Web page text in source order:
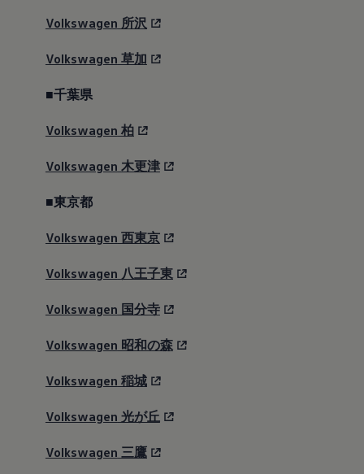
Volkswagen 所沢
Volkswagen 草加
■千葉県
Volkswagen 柏
Volkswagen 木更津
■東京都
Volkswagen 西東京
Volkswagen 八王子東
Volkswagen 国分寺
Volkswagen 昭和の森
Volkswagen 稲城
Volkswagen 光が丘
Volkswagen 三鷹